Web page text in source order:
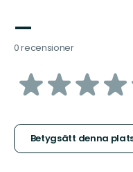
—
0 recensioner
av
stjärnor
Betygsätt denna